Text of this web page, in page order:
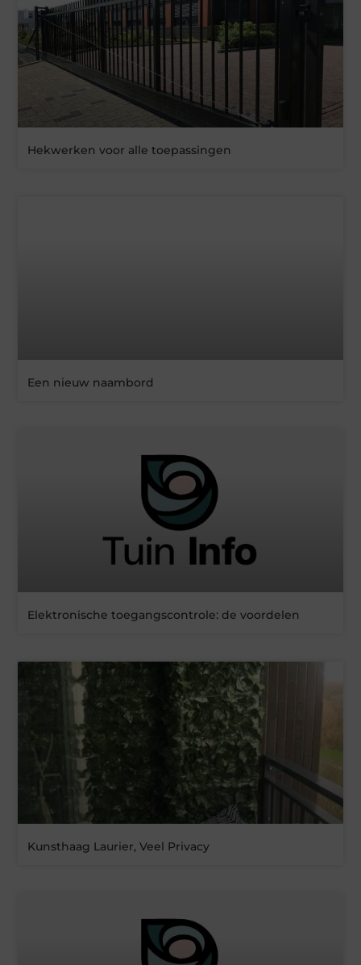
Hekwerken voor alle toepassingen
Een nieuw naambord
Elektronische toegangscontrole: de voordelen
Kunsthaag Laurier, Veel Privacy